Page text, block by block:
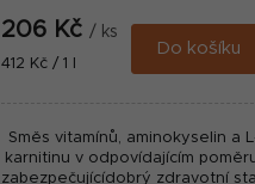
206 Kč / ks
Měrná
412 Kč / 1 l
Do košíku
Směs vitamínů, aminokyselin a
karnitinu v odpovídajícím
zabezpečujícídobrý zdravotní